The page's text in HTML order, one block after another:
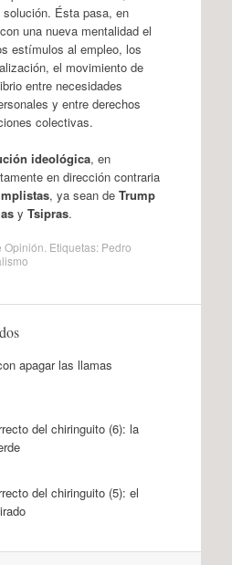
Ésta pasa, en
una nueva mentalidad el
estímulos al empleo, los
el movimiento de
entre necesidades
y entre derechos
colectivas.
ideológica, en
en dirección contraria
, ya sean de Trump
y Tsipras.
Opinión . Etiquetas: Pedro
apagar las llamas
del chiringuito (6): la
del chiringuito (5): el